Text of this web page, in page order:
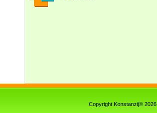
Copyright Konstanzij© 2026